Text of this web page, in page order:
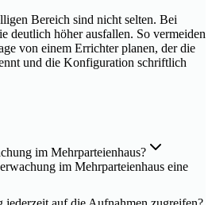
Bereich sind nicht selten. Bei
deutlich höher ausfallen. So vermeiden
von einem Errichter planen, der die
und die Konfiguration schriftlich
im Mehrparteienhaus?
im Mehrparteienhaus eine